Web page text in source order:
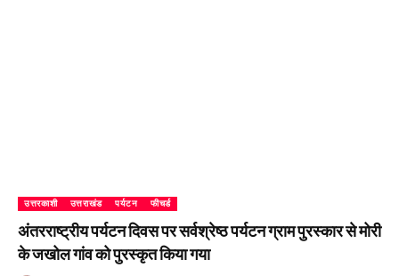
उत्तरकाशी उत्तराखंड पर्यटन फीचर्ड
अंतरराष्ट्रीय पर्यटन दिवस पर सर्वश्रेष्ठ पर्यटन ग्राम पुरस्कार से मोरी
के जखोल गांव को पुरस्कृत किया गया